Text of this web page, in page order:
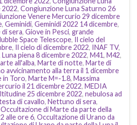
, Congiunzione Luna Saturno 26
Venere Mercurio 29 dicembre
, Geminidi, Geminidi 2022 14 dicembre,
sera, Giove in Pesci, grande
Space Telescope, Il cielo del
, Il cielo di dicembre 2022, INAF TV,
Luna piena 8 dicembre 2022, M41, M42,
all'alba, Marte di notte, Marte di
avvicinamento alla terra il 1 dicembre
in Toro, Marte M=-1.8, Massima
il 21 dicembre 2022, MEDIA
25 dicembre 2022, nebulosa ad
di cavallo, Nettuno di sera,
Occultazione di Marte da parte della
alle ore 6, Occultazione di Urano da